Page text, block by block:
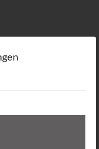
zijkanten naar
het tijd voor een